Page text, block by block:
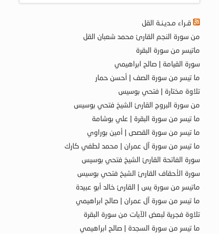
قـراء مـديـنـة القل
من سورة النجم القارئ محمد شعبان القل
ماتيسر من سورة البقرة
سورة القيامة | صالح ابراهيمي
ما تيسر من سورة الصف | أحسن حمار
تلاوة مختارة | فتحي بوسيس
من سورة البروج القارئ الشيخ فتحي بوسيس
ما تيسر من سورة البقرة | علي بوشامة
ما تيسر من سورة القصص | أمين بوراوي
ما تيسر من سورة آل عمران | محمد لطفي كارك
سورة الفاتحة القارئ الشيخ فتحي بوسيس
سورة الأحقاف القارئ الشيخ فتحي بوسيس
ماتيسر من سورة يس | القارئ خالد أبو عبيدة
ما تيسر من سورة آل عمران | صالح ابراهيمي
تلاوة فجرية لبعض الآيات من سورة البقرة
ما تيسر من سورة السجدة | صالح ابراهيمي